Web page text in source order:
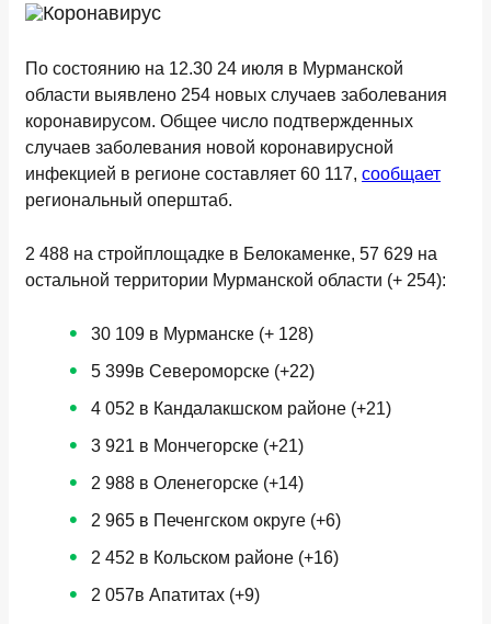
По состоянию на 12.30 24 июля в Мурманской
области выявлено 254 новых случаев заболевания
коронавирусом. Общее число подтвержденных
случаев заболевания новой коронавирусной
инфекцией в регионе составляет 60 117, сообщает
региональный оперштаб.
2 488 на стройплощадке в Белокаменке, 57 629 на
остальной территории Мурманской области (+ 254):
30 109 в Мурманске (+ 128)
5 399в Североморске (+22)
4 052 в Кандалакшском районе (+21)
3 921 в Мончегорске (+21)
2 988 в Оленегорске (+14)
2 965 в Печенгском округе (+6)
2 452 в Кольском районе (+16)
2 057в Апатитах (+9)